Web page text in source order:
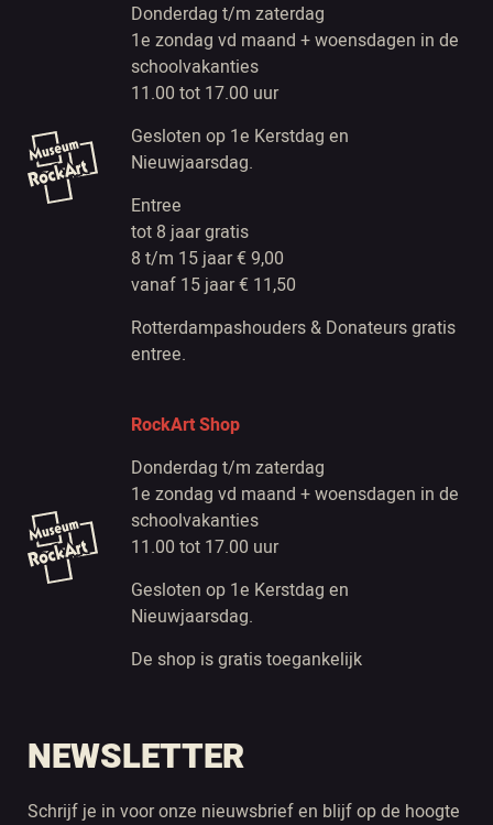
Donderdag t/m zaterdag
1e zondag vd maand + woensdagen in de
schoolvakanties
11.00 tot 17.00 uur
Gesloten op 1e Kerstdag en
Nieuwjaarsdag.
Entree
tot 8 jaar gratis
8 t/m 15 jaar € 9,00
vanaf 15 jaar € 11,50
Rotterdampashouders & Donateurs gratis
entree.
RockArt Shop
Donderdag t/m zaterdag
1e zondag vd maand + woensdagen in de
schoolvakanties
11.00 tot 17.00 uur
Gesloten op 1e Kerstdag en
Nieuwjaarsdag.
De shop is gratis toegankelijk
NEWSLETTER
Schrijf je in voor onze nieuwsbrief en blijf op de hoogte